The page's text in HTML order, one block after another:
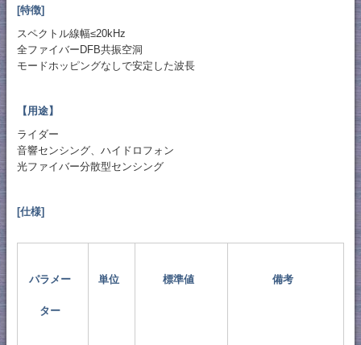
[特徴]
スペクトル線幅≤20kHz
全ファイバーDFB共振空洞
モードホッピングなしで安定した波長
【用途】
ライダー
音響センシング、ハイドロフォン
光ファイバー分散型センシング
[仕様]
パラメー
ター
単位 標準値 備考